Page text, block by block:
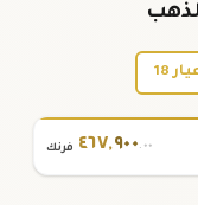
18
٤٦٧,٩٠٠.٠٠ فرنك